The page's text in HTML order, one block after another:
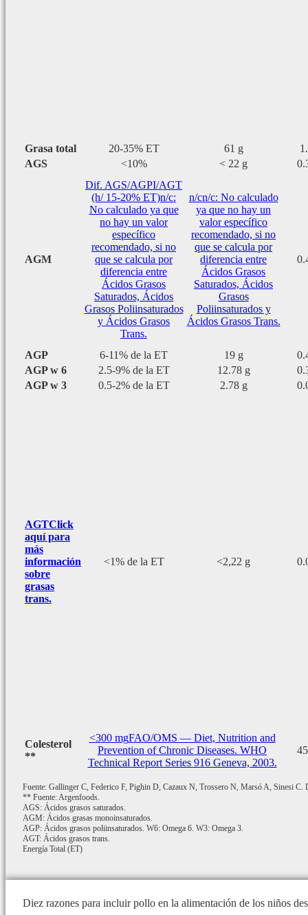
Grasa total 20-35% ET 61 g
AGS
<10% < 22 g
AGM
Dif. AGS/AGPI/AGT
(h/ 15-20% ET)n/c:
No calculado ya que
no hay un valor
específico
recomendado, si no
que se calcula por
diferencia entre
Ácidos Grasos
Saturados, Ácidos
Grasos Poliinsaturados
y Ácidos Grasos
Trans.
n/cn/c: No calculado
ya que no hay un
valor específico
recomendado, si no
que se calcula por
diferencia entre
Ácidos Grasos
Saturados, Ácidos
Grasos
Poliinsaturados y
Ácidos Grasos Trans.
AGP 6-11% de la ET 19 g
AGP w 6
2.5-9% de la ET 12.78 g
AGP w 3
0.5-2% de la ET 2.78 g
AGTClick
aquí para
más
información
sobre
grasas
trans.
<1% de la ET <2,22 g
Colesterol
**
<300 mgFAO/OMS — Diet, Nutrition and
Prevention of Chronic Diseases. WHO
Technical Report Series 916 Geneva, 2003.
Fuente: Gallinger C, Federico F, Pighin D, Cazaux N, Trossero N, Marsó A, Sinesi
** Fuente: Argenfoods.
AGS: Ácidos grasos saturados.
AGM: Ácidos grasas monoinsaturados.
AGP: Ácidos grasos poliinsaturados. W6: Omega 6. W3: Omega 3.
AGT: Ácidos grasos trans.
Energía Total (ET)
Diez razones para incluir pollo en la alimentación de los niños